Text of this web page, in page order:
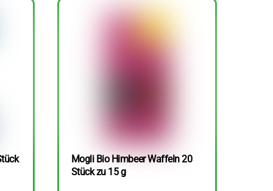
Mogli Bio Himbeer Waffeln 20
Stück zu 15 g